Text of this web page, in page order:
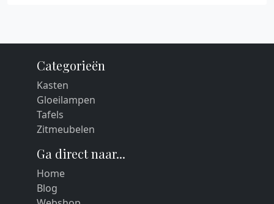
Categorieën
Kasten
Gloeilampen
Tafels
Zitmeubelen
Ga direct naar...
Home
Blog